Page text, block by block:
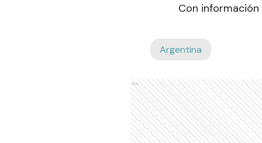
Con información
Argentina
Ads